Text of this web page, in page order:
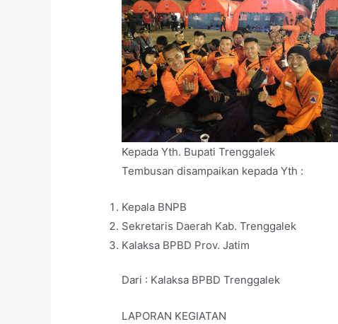
Kepada Yth. Bupati Trenggalek
Tembusan disampaikan kepada Yth :
Kepala BNPB
Sekretaris Daerah Kab. Trenggalek
Kalaksa BPBD Prov. Jatim
Dari : Kalaksa BPBD Trenggalek
LAPORAN KEGIATAN